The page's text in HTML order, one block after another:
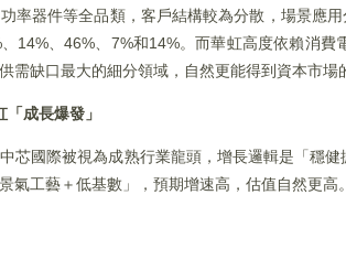
率器件等全品類，客戶結構較為分散，場景應
14%、46%、7%和14%。而華虹高度依賴消
需缺口最大的細分領域，自然更能得到資本市場
成長爆發」
芯國際被視為成熟行業龍頭，增長邏輯是「穩
氣工藝＋低基數」，預期增速高，估值自然更高。